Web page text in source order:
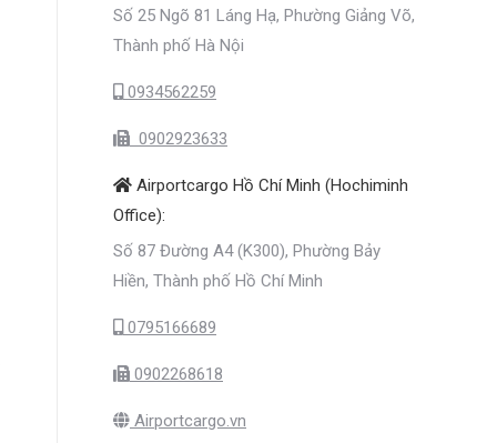
Số 25 Ngõ 81 Láng Hạ, Phường Giảng Võ,
Thành phố Hà Nội
0934562259
0902923633
Airportcargo Hồ Chí Minh (Hochiminh
Office):
Số 87 Đường A4 (K300), Phường Bảy
Hiền, Thành phố Hồ Chí Minh
0795166689
0902268618
Airportcargo.vn